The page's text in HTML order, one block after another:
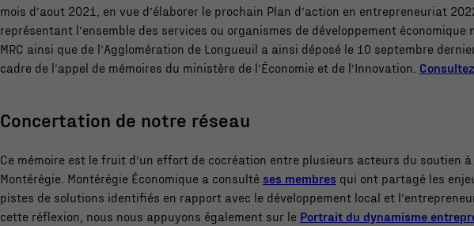
mois d’aout 2021, en vue d’élaborer le prochain Plan d’action en entrepreneuriat
représentant l’ensemble des services ou organismes de développement économique
MRC ainsi que de l’Agglomération de Longueuil a ainsi déposé le 10 septembre
cadre de l’appel de mémoires du ministère de l’Économie et de l’Innovation.
Concertation de notre réseau
Ce mémoire est le fruit d’un effort de cocréation entre plusieurs acteurs du soutien
Montérégie. Montérégie Économique a consulté ses membres qui ont partagé les
pistes de solutions identifiés en rapport avec le développement local et
cette réflexion, nous nous appuyons également sur le Portrait du dynamisme